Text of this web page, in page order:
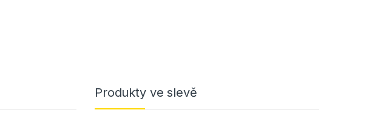
Produkty ve slevě